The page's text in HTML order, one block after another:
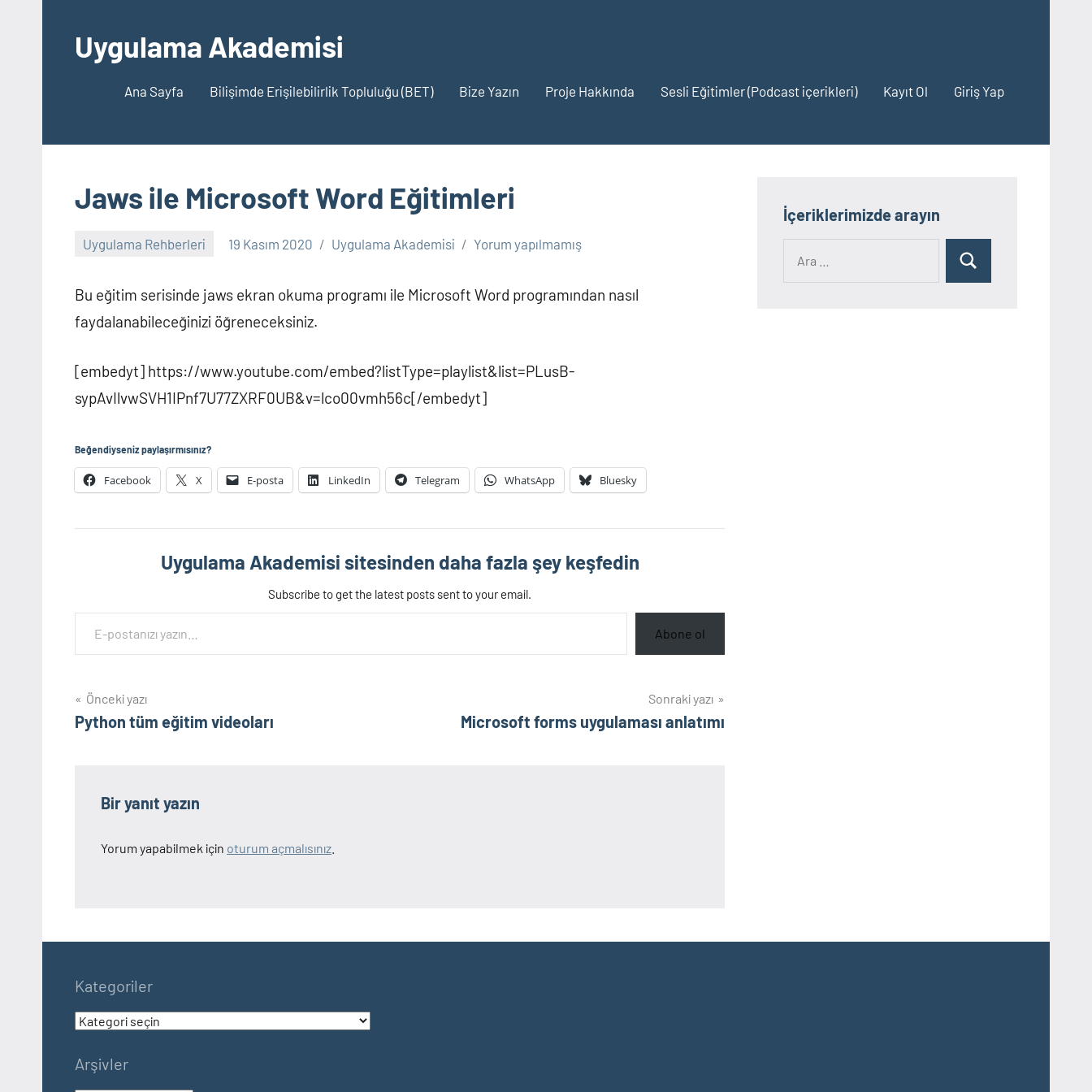
Uygulama Akademisi
Ana Sayfa Bilişimde Erişilebilirlik Topluluğu (BET) Bize Yazın Proje Hakkında Sesli Eğitimler (Podcast içerikleri) Kayıt Ol Giriş Yap
Jaws ile Microsoft Word Eğitimleri
Uygulama Rehberleri 19 Kasım 2020 Uygulama Akademisi Yorum yapılmamış
Bu eğitim serisinde jaws ekran okuma programı ile Microsoft Word programından nasıl
faydalanabileceğinizi öğreneceksiniz.
[embedyt] https://www.youtube.com/embed?listType=playlist&list=PLusB-
sypAvIlvwSVH1IPnf7U77ZXRF0UB&v=lco00vmh56c[/embedyt]
Beğendiyseniz paylaşırmısınız?
Facebook X E-posta LinkedIn Telegram WhatsApp Bluesky
Uygulama Akademisi sitesinden daha fazla şey keşfedin
Subscribe to get the latest posts sent to your email.
E-postanızı yazın…
Abone ol
Yazı
gezinmesi
Önceki yazı
Python tüm eğitim videoları
Sonraki yazı
Microsoft forms uygulaması anlatımı
Bir yanıt yazın
Yorum yapabilmek için oturum açmalısınız
İçeriklerimizde arayın
Ara
Kategoriler
Kategoriler
Arşivler